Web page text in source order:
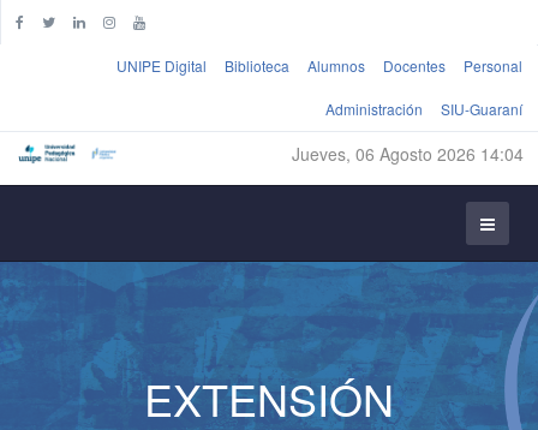
UNIPE Digital Biblioteca Alumnos Docentes Personal
Administración SIU-Guaraní
Jueves, 06 Agosto 2026 14:04
EXTENSIÓN